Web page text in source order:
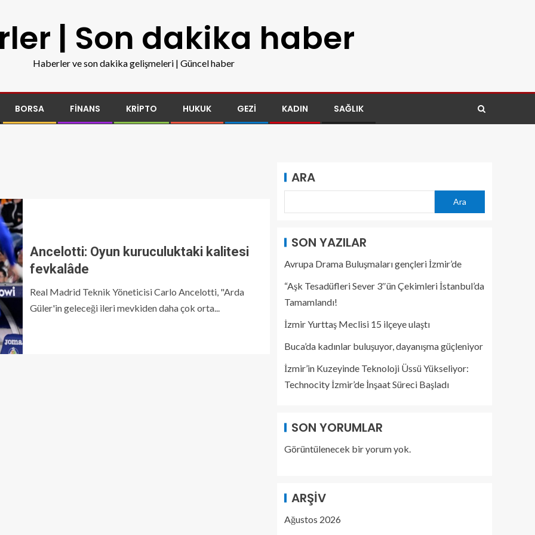
| Son dakika haber
Haberler ve son dakika gelişmeleri | Güncel haber
BORSA FINANS KRIPTO HUKUK GEZI KADIN SAĞLIK
Ancelotti: Oyun kuruculuktaki kalitesi
fevkalâde
Real Madrid Teknik Yöneticisi Carlo Ancelotti, "Arda
Güler'in geleceği ileri mevkiden daha çok orta...
ARA
Ara
SON YAZILAR
Avrupa Drama Buluşmaları gençleri İzmir’de
“Aşk Tesadüfleri Sever 3″ün Çekimleri İstanbul’da
Tamamlandı!
İzmir Yurttaş Meclisi 15 ilçeye ulaştı
Buca’da kadınlar buluşuyor, dayanışma güçleniyor
İzmir’in Kuzeyinde Teknoloji Üssü Yükseliyor:
Technocity İzmir’de İnşaat Süreci Başladı
SON YORUMLAR
Görüntülenecek bir yorum yok.
ARŞIV
Ağustos 2026